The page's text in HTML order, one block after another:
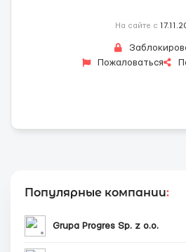
На сайте с
Пожаловаться
Популярные компании:
Grupa Progres Sp. z o.o.